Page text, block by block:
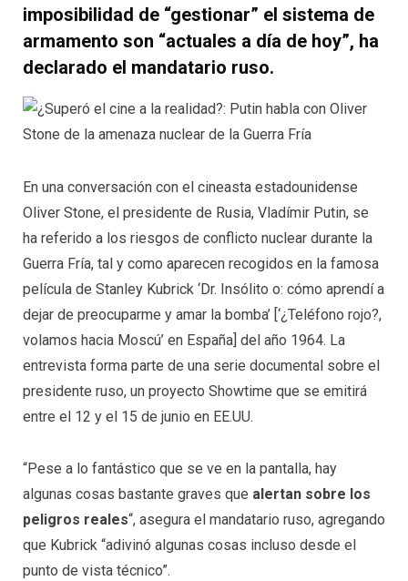
imposibilidad de “gestionar” el sistema de
armamento son “actuales a día de hoy”, ha
declarado el mandatario ruso.
En una conversación con el cineasta estadounidense
Oliver Stone, el presidente de Rusia, Vladímir Putin, se
ha referido a los riesgos de conflicto nuclear durante la
Guerra Fría, tal y como aparecen recogidos en la famosa
película de Stanley Kubrick ‘Dr. Insólito o: cómo aprendí a
dejar de preocuparme y amar la bomba’ [‘¿Teléfono rojo?,
volamos hacia Moscú’ en España] del año 1964. La
entrevista forma parte de una serie documental sobre el
presidente ruso, un proyecto Showtime que se emitirá
entre el 12 y el 15 de junio en EE.UU.
“Pese a lo fantástico que se ve en la pantalla, hay
algunas cosas bastante graves que alertan sobre los
peligros reales“, asegura el mandatario ruso, agregando
que Kubrick “adivinó algunas cosas incluso desde el
punto de vista técnico”.